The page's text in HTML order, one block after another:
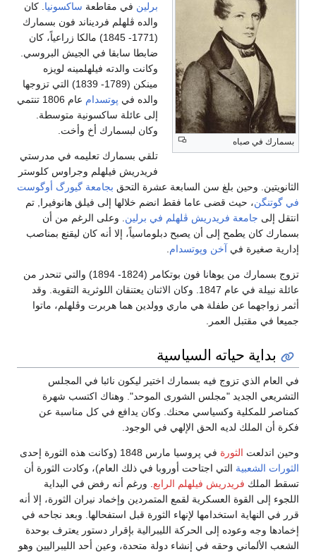
بسمارك في صباه
برلين في مقاطعة ساكسونيا. كان
والده ڤلهلم فرديناند فون بسمارك
(1771- 1845) مالكا زراعياً، كان
ضابطا سابقا في الجيش البروسي.
وكانت والدته فيلهلمينه لويزه
مينكن (1789- 1839) التي تزوجها
والده في پوتسدام
عام 1806 تنتمي
إلى عائلة ساكسونية متوسطة.
وكان لبسمارك أخ وأخت.
تلقي بسمارك تعليمه في مدرستي
فريدريش فيلهلم وجراوس كلوستر
الثانويتين. وحين بلغ سن السابعة عشرة التحق بجامعة گيورگ أوگوست
في گوتنگن، حيث قضى عاما فقط انضم خلالها إلى فيلق هانوفيرا, تم
انتقل إلى جامعة فريدريش ڤلهلم في برلين. وعلى الرغم من أن
بسمارك كان يطمح إلى أن يصبح دبلوماسياً، إلا أنه كان ليقنع بمناصب
إدارية صغيرة في آخن وپوتسدام.
تزوج بسمارك من يوهانا فون بوتكامر (1824- 1894) والتي تنحدر من
عائلة نبيلة في عام 1847. وكان الاثنان يعتنقان اللوثرية التقوية. وقد
أثمر زواجهما عن طفلة هي ماري وولدين هما هربرت وڤلهلم، ماتوا
جميعا في مقتبل العمر.
بداية حياته السياسية
في العام الذي تزوج فيه بسمارك اختير ليكون نائبا في المجلس
التشريعي الجديد "مجلس الشورى الموحد". وهناك اكتسب شهرة
كمناصر للمكلية وكسياسي محنك. وكان يدافع في كل مناسبة عن
فكرة أن الملك لديه الحق الإلهي في الوجود.
وحين اندلعت الثورة في پروسيا مارس 1848 (وكانت هذه الثورة إحدى
الثورات الشعبية التي اجتاحت أوروبا في ذلك العام)، وكادت الثورة أن
تسقط الملك فريدريش فيلهلم الرابع . ورغم أنه رفض في البداية
اللجوء إلى القوة العسكرية لقمع المتمردين وإخماد نيران الثورة، إلا أنه
قرر في النهاية استخدامها لإنهاء الثورة قبل استفحالها. وبعد نجاحه في
إخمادها وجه وعوده إلى الحركة الليبرالية بإقرار دستور يعترف بوحدة
الشعب الألماني وحقه في إنشاء دولة متحدة، وعين أحد الليبراليين وهو